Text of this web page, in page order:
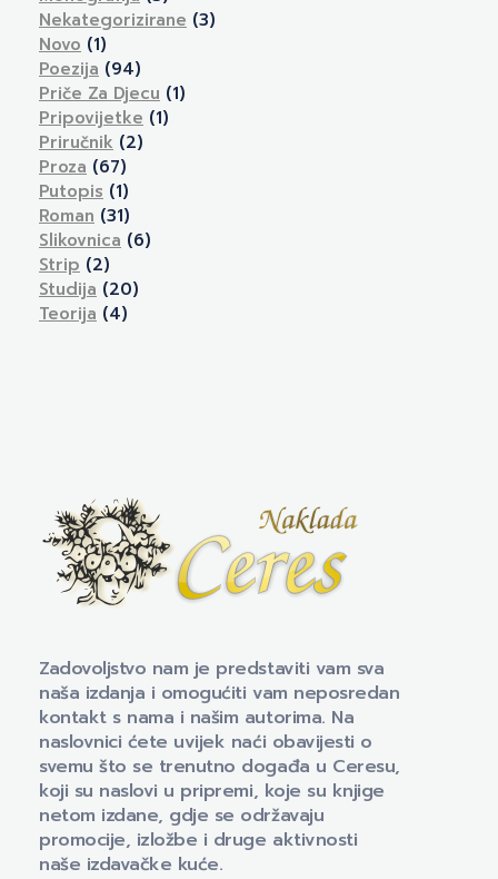
Nekategorizirane (3)
Novo (1)
Poezija (94)
Priče Za Djecu (1)
Pripovijetke (1)
Priručnik (2)
Proza (67)
Putopis (1)
Roman (31)
Slikovnica (6)
Strip (2)
Studija (20)
Teorija (4)
Zadovoljstvo nam je predstaviti vam sva
naša izdanja i omogućiti vam neposredan
kontakt s nama i našim autorima. Na
naslovnici ćete uvijek naći obavijesti o
svemu što se trenutno događa u Ceresu,
koji su naslovi u pripremi, koje su knjige
netom izdane, gdje se održavaju
promocije, izložbe i druge aktivnosti
naše izdavačke kuće.